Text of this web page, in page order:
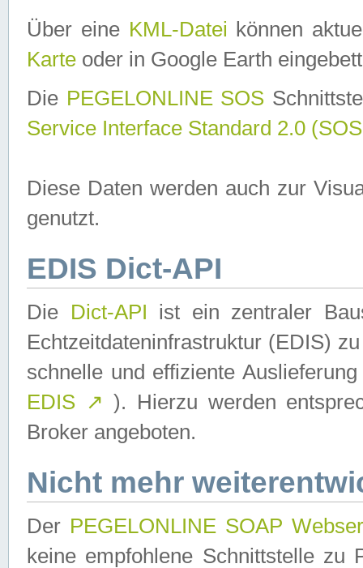
Über eine KML-Datei können
Karte oder in Google Earth
Die PEGELONLINE SOS
Service Interface Standard 2.0
Diese Daten werden auch zur
genutzt.
EDIS Dict-API
Die Dict-API ist ein zentraler
Echtzeitdateninfrastruktur (EDIS)
schnelle und effiziente
EDIS ↗ ). Hierzu werden
Broker angeboten.
Nicht mehr
Der PEGELONLINE SOAP
keine empfohlene Schnittstelle zu